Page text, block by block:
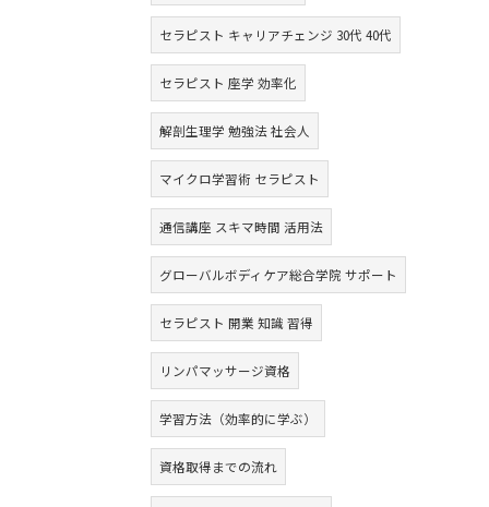
セラピスト キャリアチェンジ 30代 40代
セラピスト 座学 効率化
解剖生理学 勉強法 社会人
マイクロ学習術 セラピスト
通信講座 スキマ時間 活用法
グローバルボディケア総合学院 サポート
セラピスト 開業 知識 習得
リンパマッサージ資格
学習方法（効率的に学ぶ）
資格取得までの流れ